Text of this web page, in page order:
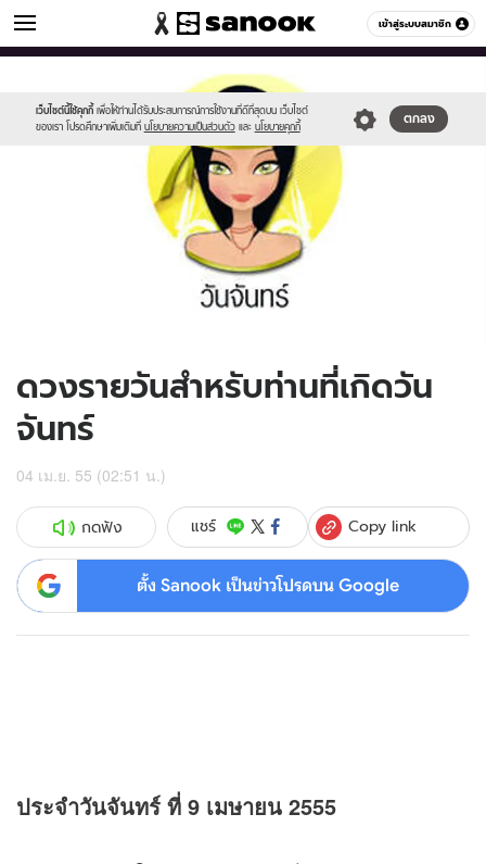
เข้าสู่ระบบสมาชิก
ดูดวง หมวดอื่นๆ
เว็บไซต์นี้ใช้คุกกี้ เพื่อให้ท่านได้รับประสบการณ์การใช้งานที่ดีที่สุดบน เว็บไซต์
ของเรา โปรดศึกษาเพิ่มเติมที่ นโยบายความเป็นส่วนตัว และ นโยบายคุกกี้
ตกลง
sanook.png
ดวงรายวันสำหรับท่านที่เกิดวัน
จันทร์
04 เม.ย. 55 (02:51 น.)
กดฟัง แชร์ Copy link
ตั้ง Sanook เป็นข่าวโปรดบน Google
ประจำวันจันทร์ ที่ 9 เมษายน 2555